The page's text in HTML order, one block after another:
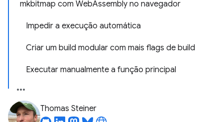
mkbitmap com WebAssembly no navegador
Impedir a execução automática
Criar um build modular com mais flags de build
Executar manualmente a função principal
Thomas Steiner